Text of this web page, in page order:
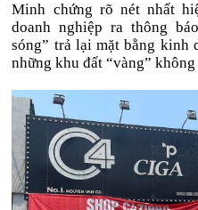
Minh chứng rõ nét nhất
doanh nghiệp ra thông
sóng” trả lại mặt bằng kinh
những khu đất “vàng”